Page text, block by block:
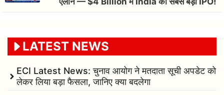
LATEST NEWS
ECI Latest News: चुनाव आयोग ने मतदाता सूची अपडेट को
लेकर लिया बड़ा फैसला, जानिए क्या बदलेगा